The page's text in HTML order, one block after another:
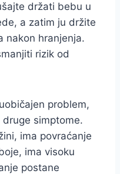
držati bebu u
a zatim ju držite
nakon hranjenja.
rizik od
problem,
simptome.
ima povraćanje
ima visoku
postane